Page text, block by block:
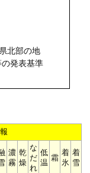
北部の地
発表基準
濃
霧
乾
燥
な
だ
れ
低
温
霜
着
氷
着
雪